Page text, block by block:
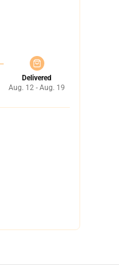
Delivered
Aug. 12 - Aug. 19